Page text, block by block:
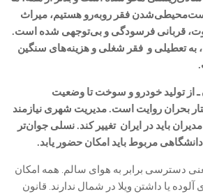
فقر روبه‌رو هستیم، میراث
قربانی فرسودگی و بی‌توجهی شده است.
تعطیلی و فقر شغلی و هزینه‌های سنگین
از تولید خودرو و سوخت تا وضعیت
بحران روایت است. مدیریت شهری نیازمند
باید در ایران تغییر کند. نسلی جوان‌تر
دانشگاهی مربوط باید امکان حضور یابد.
دسترسی برابر به هوای سالم. همه امکان
یا داشتن ویلا در شمال ندارند. قانون